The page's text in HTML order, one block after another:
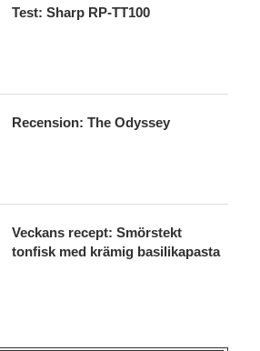
Test: Sharp RP-TT100
Recension: The Odyssey
Veckans recept: Smörstekt
tonfisk med krämig basilikapasta